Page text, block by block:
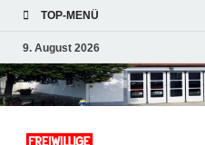
TOP-MENÜ
9. August 2026